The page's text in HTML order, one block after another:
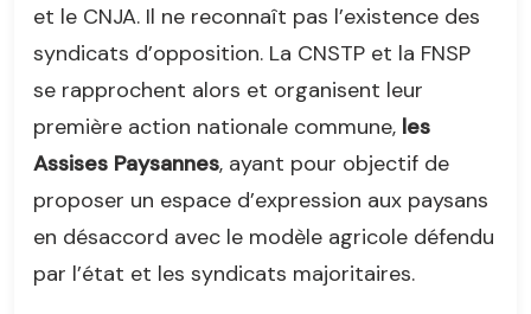
et le CNJA. Il ne reconnaît pas l’existence des
syndicats d’opposition. La CNSTP et la FNSP
se rapprochent alors et organisent leur
première action nationale commune, les
Assises Paysannes, ayant pour objectif de
proposer un espace d’expression aux paysans
en désaccord avec le modèle agricole défendu
par l’état et les syndicats majoritaires.